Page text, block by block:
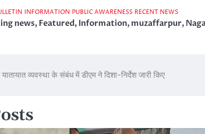
INFORMATION PUBLIC AWARENESS RECENT NEWS
news,Featured,Information,muzaffarpur,
व्यवस्था के संबंध में डीएम ने दिशा-निर्देश जारी किए